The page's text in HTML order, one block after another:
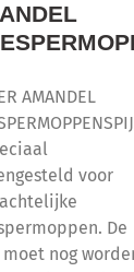
AMANDEL
voor
De
nog